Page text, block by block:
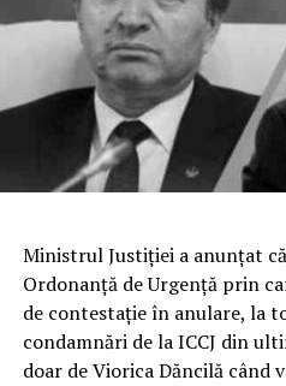
Ministrul Justiţiei a anunţat
Ordonanţă de Urgenţă prin
de contestaţie în anulare, la
condamnări de la ICCJ din
doar de Viorica Dăncilă când